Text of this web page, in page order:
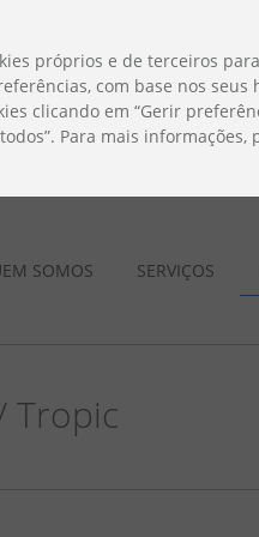
SOMOS SERVIÇOS
Tropic
próprios e de terceiros
com base nos
clicando em “Gerir
Para mais informações,